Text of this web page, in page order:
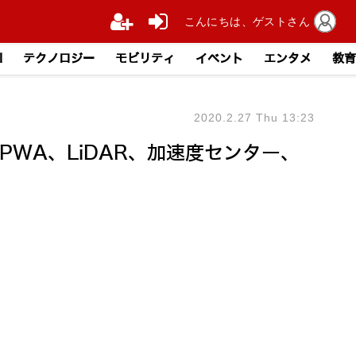
テクノロジー モビリティ イベント エンタメ 教育
、LiDAR、加速度センター、
2020.2.27 Thu 13:23
こんにちは、ゲストさん